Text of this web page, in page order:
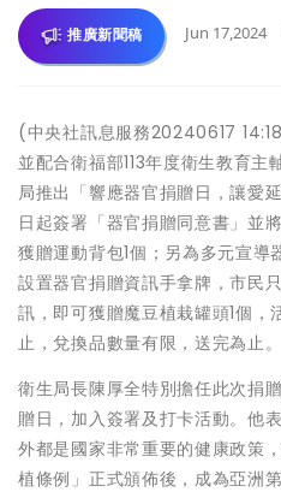
推廣新聞稿 Jun 17,2024
(中央社訊息服務20240617
並配合衛福部113年度衛生教育
局推出「響應器官捐贈日，讓愛
日起簽署「器官捐贈同意書」並
獲贈運動背包1個；另為多元宣導
設置器官捐贈資訊手拿牌，市民
訊，即可獲贈魔豆植栽罐頭1個
止，兌換品數量有限，送完為止。
衛生局長陳厚全特別擔任此次捐
贈日，加入簽署及打卡活動。他
外都是國家非常重要的健康政策
植條例」正式頒佈後，成為亞洲